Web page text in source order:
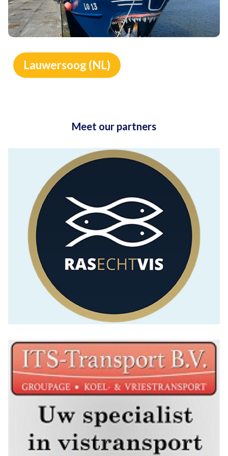
Lauwersoog (NL)
Meet our partners